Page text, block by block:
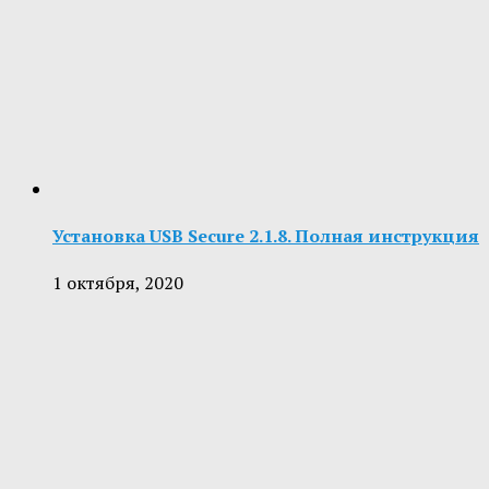
Установка USB Secure 2.1.8. Полная инструкция
1 октября, 2020